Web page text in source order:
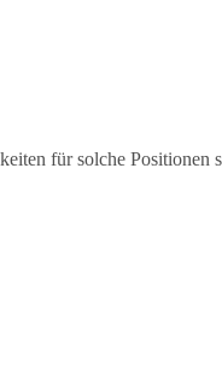
für solche Positionen